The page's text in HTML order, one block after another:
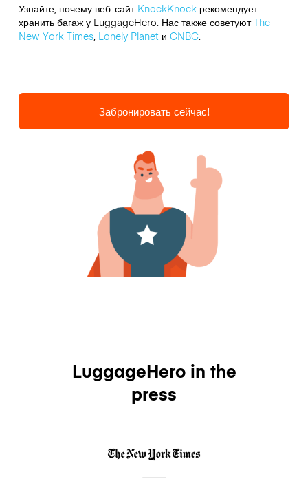
Узнайте, почему веб-сайт KnockKnockрекомендует
хранить багаж у LuggageHero. Нас также советуютThe
New York Times, Lonely Planetи CNBC.
Забронировать сейчас!
LuggageHero in the
press